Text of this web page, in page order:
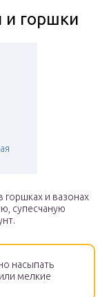
и горшки
горшках и вазонах
супесчаную
насыпать
мелкие